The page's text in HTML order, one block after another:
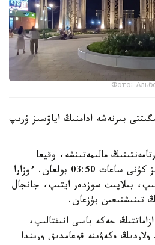
Фото:
بىرنەشە ادامنىڭ اياۋسىز ۇرىپ
مالىمەتىنشە، وقيعا
تۇركسىب اۋدانىندا 4 -تامىز كۇنى ساعات 03:50 بولعان. ءوزارا
كەلىپ، بىلاپىت سوزدەر ايتىپ، جانجال
تىنىشتىعىن بۇزعان.
جەكە باسى انىقتالىپ،
ەكەۋىنە قوعامدىق ورىندا